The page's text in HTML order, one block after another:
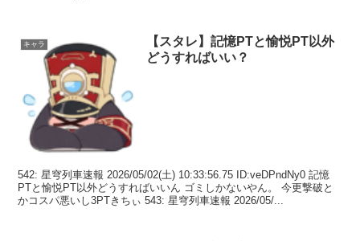
キャラ
【スタレ】記憶PTと愉悦PT以外
どうすればいい？
542: 星穹列車速報 2026/05/02(土) 10:33:56.75 ID:veDPndNy0 記憶
PTと愉悦PT以外どうすればいいん ゴミしかないやん。 今更撃破と
かコスパ悪いし3PTきちぃ 543: 星穹列車速報 2026/05/...